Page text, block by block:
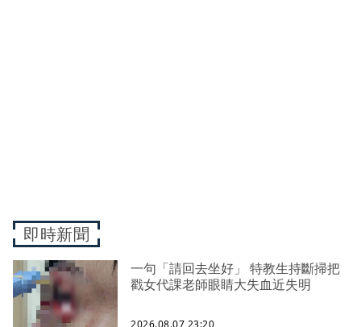
即時新聞
一句「請回去坐好」 特教生持斷掃把
戳女代課老師眼睛大失血近失明
2026.08.07 23:20